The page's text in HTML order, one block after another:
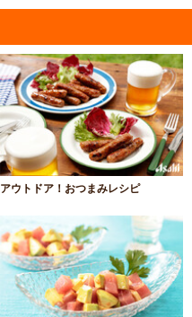
アウトドア！おつまみレシピ